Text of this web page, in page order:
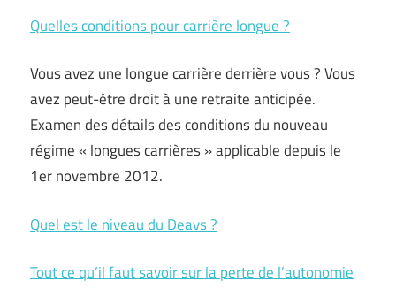
Quelles conditions pour carrière longue ?
Vous avez une longue carrière derrière vous ? Vous
avez peut-être droit à une retraite anticipée.
Examen des détails des conditions du nouveau
régime « longues carrières » applicable depuis le
1er novembre 2012.
Quel est le niveau du Deavs ?
Tout ce qu’il faut savoir sur la perte de l’autonomie